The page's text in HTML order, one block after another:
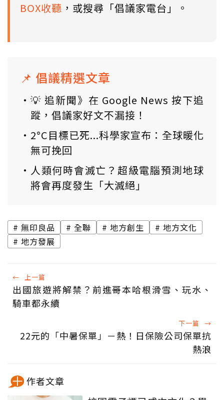
BOX收聽 ，或搜尋「倡議家電台」。
📌 倡議精選文章
💡 追新聞》在 Google News 按下追
蹤，倡議家好文不漏接！
2°C目標已死...科學家宣布：全球暖化
無可挽回
人類何時會滅亡？超級電腦預測地球
將會再度發生「大滅絕」
無印良品 全聯 地方創生
地方文化
地方發展
← 上一篇
出國旅遊將解禁？前進哥本哈根滑雪、玩水、
騎車都永續
下一篇 →
22元的「中暑保單」－熱！日保險公司保單抗
熱浪
作者文章